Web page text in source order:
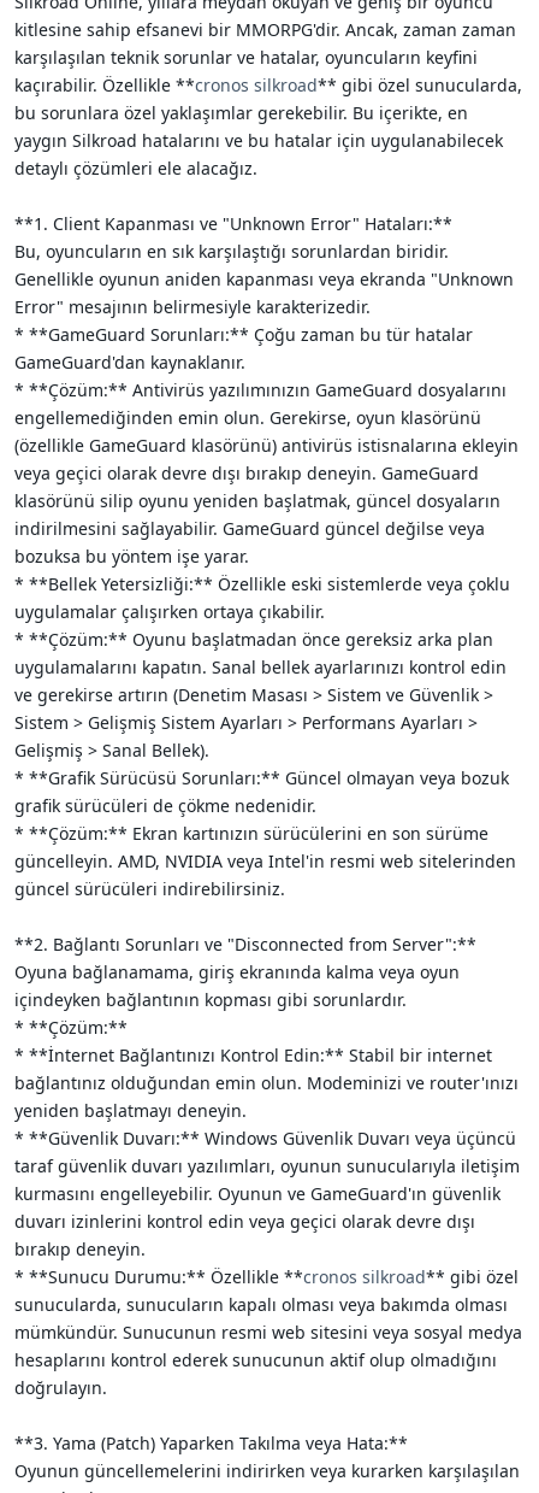
i
kitlesine sahip efsanevi bir MMORPG'dir. Ancak, zaman zaman
karşılaşılan teknik sorunlar ve hatalar, oyuncuların keyfini
kaçırabilir. Özellikle **cronos silkroad** gibi özel sunucularda,
bu sorunlara özel yaklaşımlar gerekebilir. Bu içerikte, en
yaygın Silkroad hatalarını ve bu hatalar için uygulanabilecek
detaylı çözümleri ele alacağız.
**1. Client Kapanması ve "Unknown Error" Hataları:**
Bu, oyuncuların en sık karşılaştığı sorunlardan biridir.
Genellikle oyunun aniden kapanması veya ekranda "Unknown
Error" mesajının belirmesiyle karakterizedir.
* **GameGuard Sorunları:** Çoğu zaman bu tür hatalar
GameGuard'dan kaynaklanır.
* **Çözüm:** Antivirüs yazılımınızın GameGuard dosyalarını
engellemediğinden emin olun. Gerekirse, oyun klasörünü
(özellikle GameGuard klasörünü) antivirüs istisnalarına ekleyin
veya geçici olarak devre dışı bırakıp deneyin. GameGuard
klasörünü silip oyunu yeniden başlatmak, güncel dosyaların
indirilmesini sağlayabilir. GameGuard güncel değilse veya
bozuksa bu yöntem işe yarar.
* **Bellek Yetersizliği:** Özellikle eski sistemlerde veya çoklu
uygulamalar çalışırken ortaya çıkabilir.
* **Çözüm:** Oyunu başlatmadan önce gereksiz arka plan
uygulamalarını kapatın. Sanal bellek ayarlarınızı kontrol edin
ve gerekirse artırın (Denetim Masası > Sistem ve Güvenlik >
Sistem > Gelişmiş Sistem Ayarları > Performans Ayarları >
Gelişmiş > Sanal Bellek).
* **Grafik Sürücüsü Sorunları:** Güncel olmayan veya bozuk
grafik sürücüleri de çökme nedenidir.
* **Çözüm:** Ekran kartınızın sürücülerini en son sürüme
güncelleyin. AMD, NVIDIA veya Intel'in resmi web sitelerinden
güncel sürücüleri indirebilirsiniz.
**2. Bağlantı Sorunları ve "Disconnected from Server":**
Oyuna bağlanamama, giriş ekranında kalma veya oyun
içindeyken bağlantının kopması gibi sorunlardır.
* **Çözüm:**
* **İnternet Bağlantınızı Kontrol Edin:** Stabil bir internet
bağlantınız olduğundan emin olun. Modeminizi ve router'ınızı
yeniden başlatmayı deneyin.
* **Güvenlik Duvarı:** Windows Güvenlik Duvarı veya üçüncü
taraf güvenlik duvarı yazılımları, oyunun sunucularıyla iletişim
kurmasını engelleyebilir. Oyunun ve GameGuard'ın güvenlik
duvarı izinlerini kontrol edin veya geçici olarak devre dışı
bırakıp deneyin.
* **Sunucu Durumu:** Özellikle **cronos silkroad** gibi özel
sunucularda, sunucuların kapalı olması veya bakımda olması
mümkündür. Sunucunun resmi web sitesini veya sosyal medya
hesaplarını kontrol ederek sunucunun aktif olup olmadığını
doğrulayın.
**3. Yama (Patch) Yaparken Takılma veya Hata:**
Oyunun güncellemelerini indirirken veya kurarken karşılaşılan